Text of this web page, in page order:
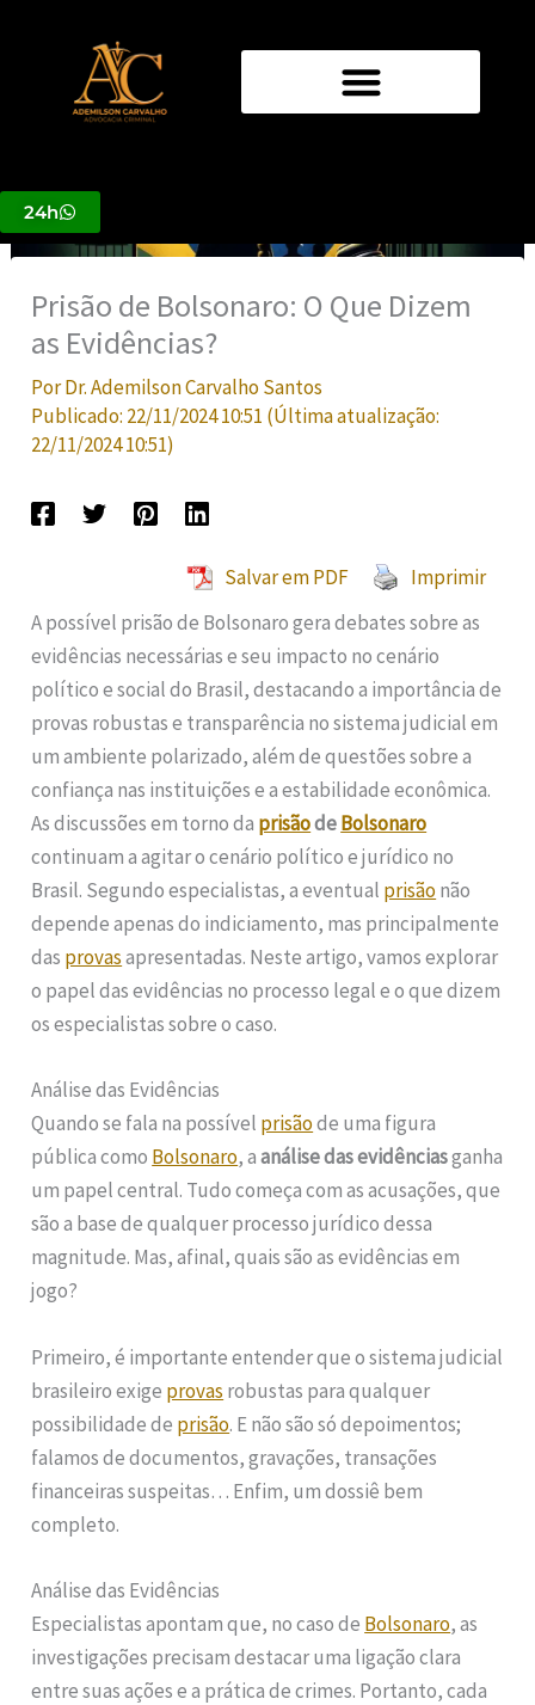
conteúdo
24h
Prisão de Bolsonaro: O Que Dizem
as Evidências?
PorDr. Ademilson Carvalho Santos
Publicado: 22/11/2024 10:51 (Última atualização:
22/11/2024 10:51)
Salvar em PDF
Imprimir
A possível prisão de Bolsonaro gera debates sobre as
evidências necessárias e seu impacto no cenário
político e social do Brasil, destacando a importância de
provas robustas e transparência no sistema judicial em
um ambiente polarizado, além de questões sobre a
confiança nas instituições e a estabilidade econômica.
As discussões em torno da prisãodeBolsonaro
continuam a agitar o cenário político e jurídico no
Brasil. Segundo especialistas, a eventual prisãonão
depende apenas do indiciamento, mas principalmente
das provasapresentadas. Neste artigo, vamos explorar
o papel das evidências no processo legal e o que dizem
os especialistas sobre o caso.
Análise das Evidências
Quando se fala na possível prisãode uma figura
pública como Bolsonaro, aanálise das evidênciasganha
um papel central. Tudo começa com as acusações, que
são a base de qualquer processo jurídico dessa
magnitude. Mas, afinal, quais são as evidências em
jogo?
Primeiro, é importante entender que o sistema judicial
brasileiro exige provas robustas para qualquer
possibilidade de prisão. E não são só depoimentos;
falamos de documentos, gravações, transações
financeiras suspeitas… Enfim, um dossiê bem
completo.
Análise das Evidências
Especialistas apontam que, no caso de Bolsonaro, as
investigações precisam destacar uma ligação clara
entre suas ações e a prática de crimes. Portanto, cada